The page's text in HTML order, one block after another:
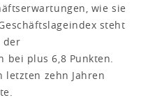
wie sie
steht
der
bei plus 6,8 Punkten.
letzten zehn Jahren